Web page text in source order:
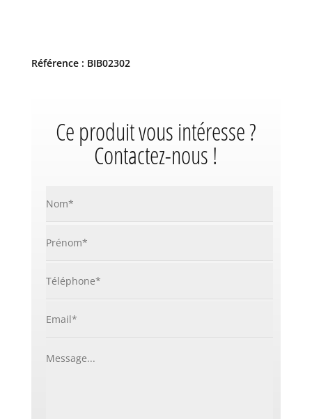
Référence : BIB02302
Ce produit vous intéresse ?
Contactez-nous !